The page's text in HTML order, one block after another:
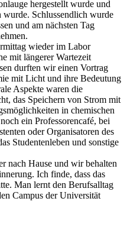
hergestellt wurde und
wurde. Schlussendlich wurde
und am nächsten Tag
wieder im Labor
mit längerer Wartezeit
durften wir einen Vortrag
mit Licht und ihre Bedeutung
Aspekte waren die
das Speichern von Strom mit
in chemischen
ein Professorencafé, bei
oder Organisatoren des
Studentenleben und sonstige
nach Hause und wir behalten
Ich finde, dass das
Man lernt den Berufsalltag
Campus der Universität